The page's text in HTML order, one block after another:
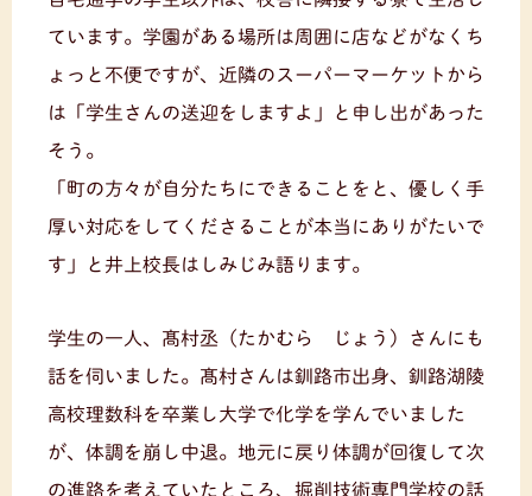
ています。学園がある場所は周囲に店などがなくち
ょっと不便ですが、近隣のスーパーマーケットから
は「学生さんの送迎をしますよ」と申し出があった
そう。
「町の方々が自分たちにできることをと、優しく手
厚い対応をしてくださることが本当にありがたいで
す」と井上校長はしみじみ語ります。
学生の一人、髙村丞（たかむら じょう）さんにも
話を伺いました。髙村さんは釧路市出身、釧路湖陵
高校理数科を卒業し大学で化学を学んでいました
が、体調を崩し中退。地元に戻り体調が回復して次
の進路を考えていたところ、掘削技術専門学校の話